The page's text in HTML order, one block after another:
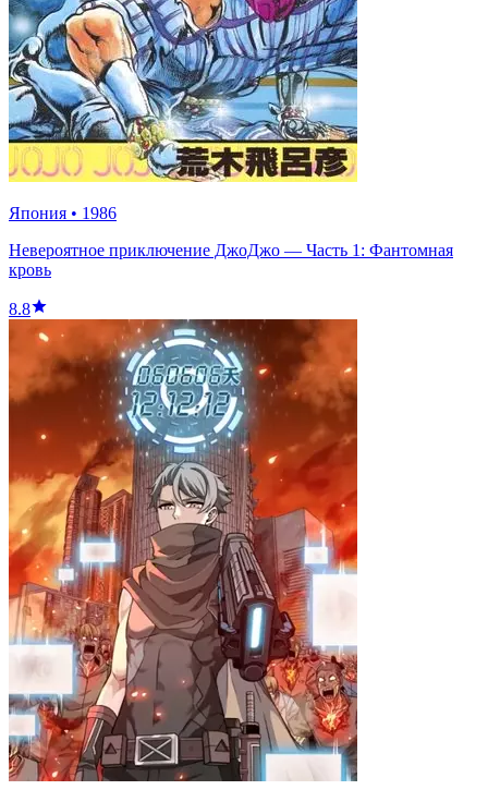
Япония • 1986
Невероятное приключение ДжоДжо — Часть 1: Фантомная
кровь
8.8